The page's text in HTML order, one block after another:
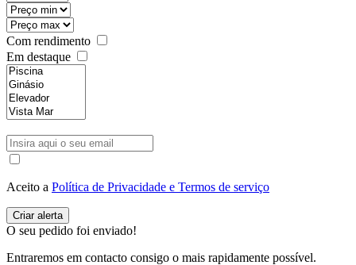
Com rendimento
Em destaque
Aceito a Política de Privacidade e Termos de serviço
O seu pedido foi enviado!
Entraremos em contacto consigo o mais rapidamente possível.